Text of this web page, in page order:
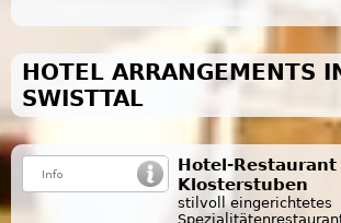
HOTEL ARRANGEMENTS
SWISTTAL
Hotel-Restaurant
Klosterstuben
stilvoll eingerichtetes